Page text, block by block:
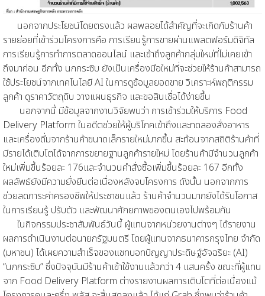
นอกจากประโยชน์โดยตรงแล้ว ผลพลอยได้สำคัญที่จะเกิดกับร้านค้า
รายย่อยที่เข้าร่วมโครงการคือ การเรียนรู้การขายผ่านแพลตฟอร์มดิจิทัล
การเรียนรู้การทำการตลาดออนไลน์ และเข้าถึงลูกค้ากลุ่มใหม่ที่ไม่เคยเข้า
ถึงมาก่อน อีกทั้ง นกกระซิบ ยังเป็นเครื่องมือใหม่ที่จะช่วยให้ร้านค้าสามารถ
ใช้ประโยชน์จากเทคโนโลยี AI ในการดูข้อมูลยอดขาย วิเคราะห์พฤติกรรม
ลูกค้า ดูราคาวัตถุดิบ วางแผนธุรกิจ และขอสินเชื่อได้ง่ายขึ้น
นอกจากนี้ มีข้อมูลจากงานวิจัยพบว่า การเข้าร่วมให้บริการ Food
Delivery Platform ในอดีตช่วยให้ผู้บริโภคเข้าถึงและทดลองสั่งอาหาร
และเครื่องดื่มจากร้านค้าขนาดเล็กรายใหม่มากขึ้น สะท้อนจากสถิติร้านค้าที่
มีรายได้เติบโตได้จากการขยายฐานลูกค้ารายใหม่ โดยร้านค้ามีจำนวนลูกค้า
ใหม่เพิ่มขึ้นร้อยละ 176และจำนวนคำสั่งซื้อเพิ่มขึ้นร้อยละ 167 อีกทั้ง
ผลลัพธ์ยังมีความยั่งยืนต่อเนื่องหลังจบโครงการ ดังนั้น นอกจากการ
ช่วยลดภาระค่าครองชีพให้ประชาชนแล้ว ร้านค้าจำนวนมากยังได้รับโอกาส
ในการเรียนรู้ ปรับตัว และพัฒนาศักยภาพของตนเองไปพร้อมกัน
ในกิจกรรมประชาสัมพันธ์วันนี้ ผู้แทนจากหน่วยงานต่างๆ ได้รายงาน
ผลการดำเนินงานต่อนายกรัฐมนตรี โดยผู้แทนจากธนาคารกรุงไทย จำกัด
(มหาชน) ได้เผยความสำเร็จของแชทบอทปัญญาประดิษฐ์อัจฉริยะ (AI)
“นกกระซิบ” ซึ่งปัจจุบันมีร้านค้าเข้าใช้งานแล้วกว่า 4 แสนครั้ง ขณะที่ผู้แทน
จาก Food Delivery Platform ต่างรายงานผลการเติบโตที่ต่อเนื่องแม้